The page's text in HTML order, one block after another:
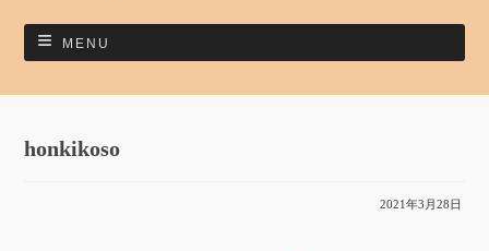
MENU
honkikoso
2021年3月28日